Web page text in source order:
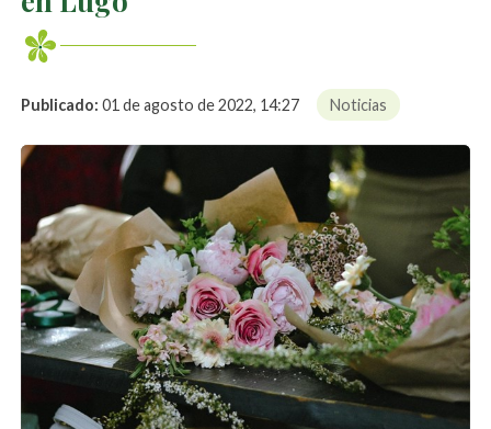
Publicado: 01 de agosto de 2022, 14:27 Noticias